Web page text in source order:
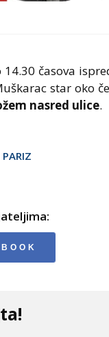
časova
star oko
nasred ulice.
PARIZ